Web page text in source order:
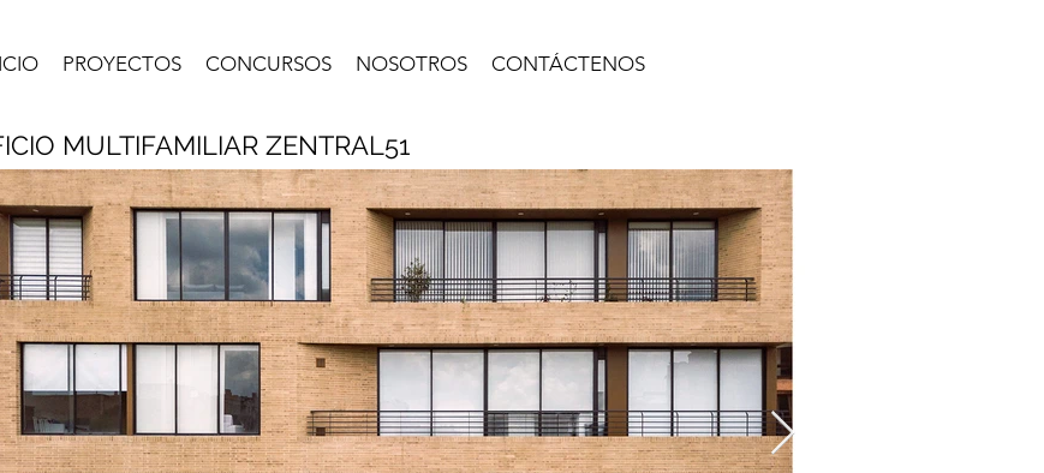
PROYECTOS CONCURSOS NOSOTROS CONTÁCTENOS
MULTIFAMILIAR ZENTRAL51